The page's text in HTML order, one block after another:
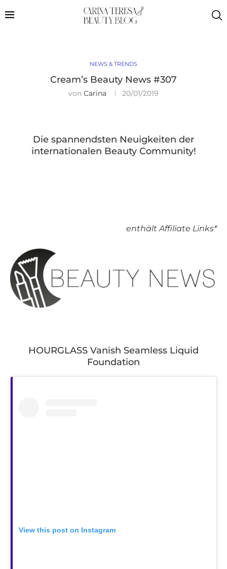
NEWS & TRENDS
Cream’s Beauty News #307
von Carina 20/01/2019
Die spannendsten Neuigkeiten der
internationalen Beauty Community!
enthält Affiliate Links*
HOURGLASS Vanish Seamless Liquid
Foundation
View this post on Instagram